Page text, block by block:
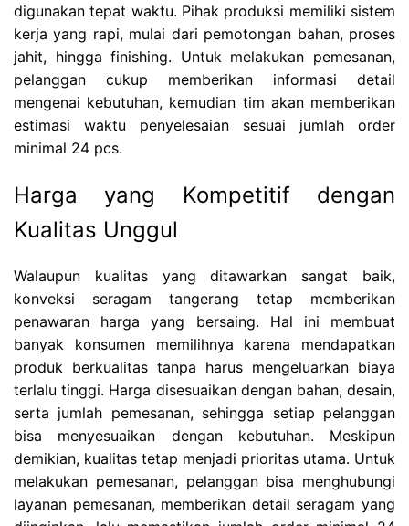
digunakan tepat waktu. Pihak produksi memiliki sistem
kerja yang rapi, mulai dari pemotongan bahan, proses
jahit, hingga finishing. Untuk melakukan pemesanan,
pelanggan cukup memberikan informasi detail
mengenai kebutuhan, kemudian tim akan memberikan
estimasi waktu penyelesaian sesuai jumlah order
minimal 24 pcs.
Harga yang Kompetitif dengan
Kualitas Unggul
Walaupun kualitas yang ditawarkan sangat baik,
konveksi seragam tangerang tetap memberikan
penawaran harga yang bersaing. Hal ini membuat
banyak konsumen memilihnya karena mendapatkan
produk berkualitas tanpa harus mengeluarkan biaya
terlalu tinggi. Harga disesuaikan dengan bahan, desain,
serta jumlah pemesanan, sehingga setiap pelanggan
bisa menyesuaikan dengan kebutuhan. Meskipun
demikian, kualitas tetap menjadi prioritas utama. Untuk
melakukan pemesanan, pelanggan bisa menghubungi
layanan pemesanan, memberikan detail seragam yang